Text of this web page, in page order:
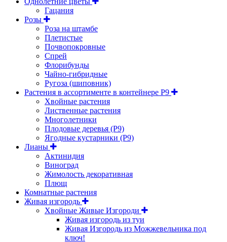
Гацания
Розы
Роза на штамбе
Плетистые
Почвопокровные
Спрей
Флорибунды
Чайно-гибридные
Ругоза (шиповник)
Растения в ассортименте в контейнере P9
Хвойные растения
Лиственные растения
Многолетники
Плодовые деревья (Р9)
Ягодные кустарники (Р9)
Лианы
Актинидия
Виноград
Жимолость декоративная
Плющ
Комнатные растения
Живая изгородь
Хвойные Живые Изгороди
Живая изгородь из туи
Живая Изгородь из Можжевельника под
ключ!